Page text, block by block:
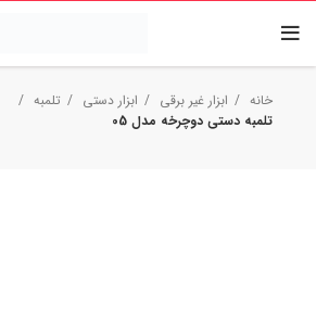
خانه ابزار غیر برقی ابزار دستی
تلمبه
تلمبه دستی دوچرخه مدل 05